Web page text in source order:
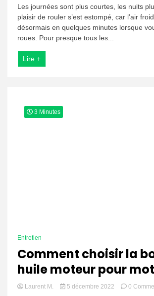
Les journées sont plus courtes, les nuits
plaisir de rouler s’est estompé, car l’air
désormais en quelques minutes lorsque
roues. Pour presque tous les...
Lire +
3 Minutes
Entretien
Comment choisir la
huile moteur pour
Laurent M. 5 décembre 2022 0